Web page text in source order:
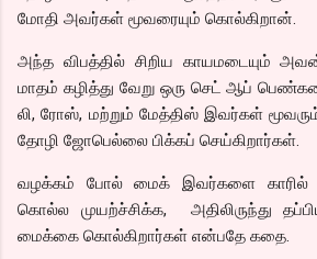
மோதி அவர்கள் மூவரையும் கொல்கிறான்.
அந்த விபத்தில் சிறிய காயமடையும்
மாதம் கழித்து வேறு ஒரு செட் ஆப்
லி, ரோஸ், மற்றும் மேத்திஸ் இவர்கள்
தோழி ஜோபெல்லை பிக்கப் செய்கிறார்கள்.
வழக்கம் போல் மைக் இவர்களை காரில்
கொல்ல முயற்ச்சிக்க, அதிலிருந்து
மைக்கை கொல்கிறார்கள் என்பதே கதை.